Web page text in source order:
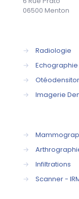
06500 Menton
→
Radiologie
→
Echographie
→
→
Imagerie
→
→
→
Infiltrations
→
Scanner -